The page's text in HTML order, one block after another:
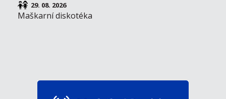
29. 08. 2026
Maškarní diskotéka